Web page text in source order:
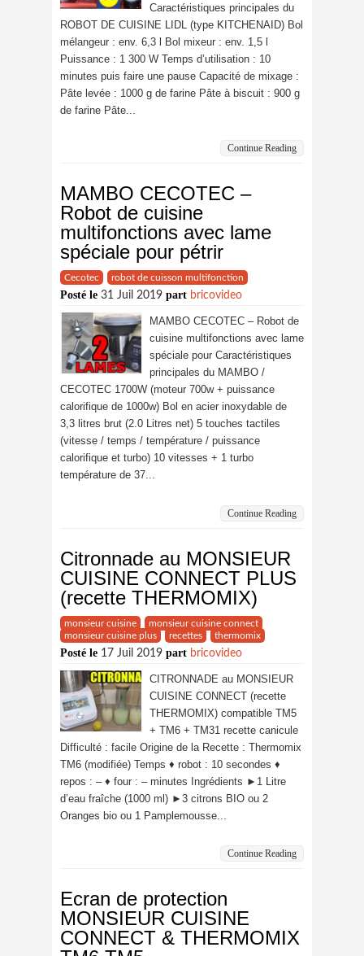
Caractéristiques principales du
ROBOT DE CUISINE LIDL (type KITCHENAID) Bol
mélangeur : env. 6,3 l Bol mixeur : env. 1,5 l
Puissance : 1 300 W Temps d’utilisation : 10
minutes puis faire une pause Capacité de mixage :
Pâte levée : 1000 g de farine Pâte à biscuit : 900 g
de farine Pâte...
Continue Reading
MAMBO CECOTEC –
Robot de cuisine
multifonctions avec lame
spéciale pour pétrir
Cecotec robot de cuisson multifonction
Posté le 31 Juil 2019 part bricovideo
MAMBO CECOTEC – Robot de
cuisine multifonctions avec lame
spéciale pour Caractéristiques
principales du MAMBO /
CECOTEC 1700W (moteur 700w + puissance
calorifique de 1000w) Bol en acier inoxydable de
3,3 litres brut (2.0 Litres net) 5 touches tactiles
(vitesse / temps / température / puissance
calorifique et turbo) 10 vitesses + 1 turbo
température de 37...
Continue Reading
Citronnade au MONSIEUR
CUISINE CONNECT PLUS
(recette THERMOMIX)
monsieur cuisine
monsieur cuisine connect
monsieur cuisine plus
recettes thermomix
Posté le 17 Juil 2019 part bricovideo
CITRONNADE au MONSIEUR
CUISINE CONNECT (recette
THERMOMIX) compatible TM5
+ TM6 + TM31 recette canicule
Difficulté : facile Origine de la Recette : Thermomix
TM6 (modifiée) Temps ♦ robot : 10 secondes ♦
repos : – ♦ four : – minutes Ingrédients ►1 Litre
d’eau fraîche (1000 ml) ►3 citrons BIO ou 2
Oranges bio ou 1 Pamplemousse...
Continue Reading
Ecran de protection
MONSIEUR CUISINE
CONNECT & THERMOMIX